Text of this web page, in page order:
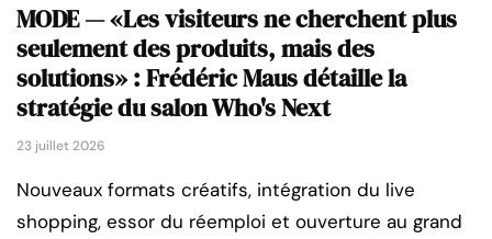
MODE — «Les visiteurs ne cherchent plus
seulement des produits, mais des
solutions» : Frédéric Maus détaille la
stratégie du salon Who's Next
23 juillet 2026
Nouveaux formats créatifs, intégration du live
shopping, essor du réemploi et ouverture au grand